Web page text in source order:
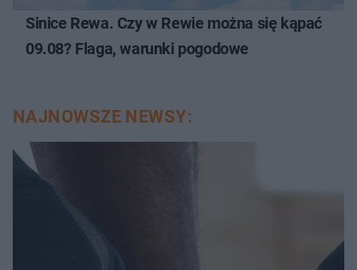
Sinice Rewa. Czy w Rewie można się kąpać
09.08? Flaga, warunki pogodowe
NAJNOWSZE NEWSY: